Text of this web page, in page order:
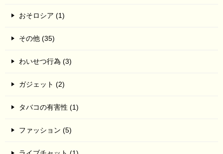
おそロシア (1)
その他 (35)
わいせつ行為 (3)
ガジェット (2)
タバコの有害性 (1)
ファッション (5)